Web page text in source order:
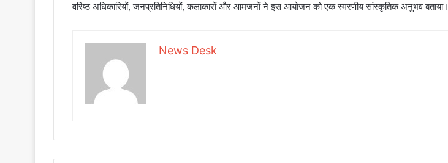
वरिष्ठ अधिकारियों, जनप्रतिनिधियों, कलाकारों और आमजनों ने इस आयोजन को एक स्मरणीय सांस्कृतिक अनुभव बताया।
News Desk